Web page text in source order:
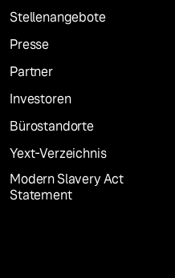
Stellenangebote
Presse
Partner
Investoren
Bürostandorte
Yext-Verzeichnis
Modern Slavery Act
Statement